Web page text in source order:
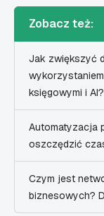
Zobacz też:
Jak zwiększyć
księgowymi i AI?
Automatyzacja
oszczędzić
Czym jest
biznesowych?